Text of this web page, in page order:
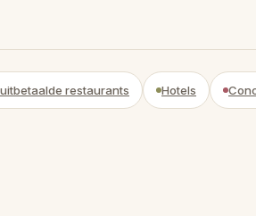
restaurants Hotels